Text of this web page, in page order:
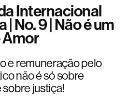
Internacional
No. 9 | Não é um
Amor
e remuneração pelo
não é só sobre
justiça!